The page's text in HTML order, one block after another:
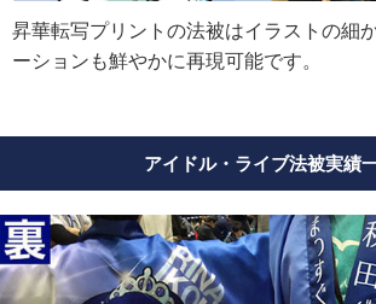
昇華転写プリントの法被はイラストの細
ーションも鮮やかに再現可能です。
アイドル・ライブ法被実績